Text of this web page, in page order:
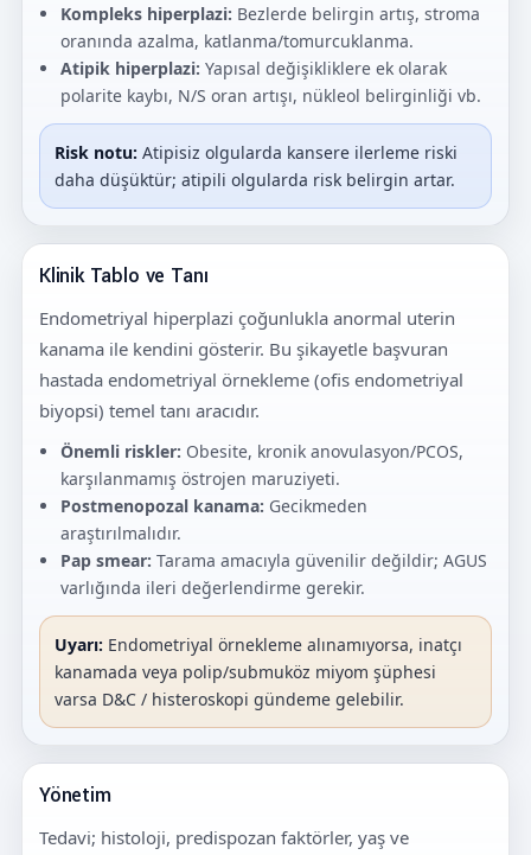
Kompleks hiperplazi: Bezlerde belirgin artış, stroma
oranında azalma, katlanma/tomurcuklanma.
Atipik hiperplazi: Yapısal değişikliklere ek olarak
polarite kaybı, N/S oran artışı, nükleol belirginliği vb.
Risk notu: Atipisiz olgularda kansere ilerleme riski
daha düşüktür; atipili olgularda risk belirgin artar.
Klinik Tablo ve Tanı
Endometriyal hiperplazi çoğunlukla anormal uterin
kanama ile kendini gösterir. Bu şikayetle başvuran
hastada endometriyal örnekleme (ofis endometriyal
biyopsi) temel tanı aracıdır.
Önemli riskler: Obesite, kronik anovulasyon/PCOS,
karşılanmamış östrojen maruziyeti.
Postmenopozal kanama: Gecikmeden
araştırılmalıdır.
Pap smear: Tarama amacıyla güvenilir değildir; AGUS
varlığında ileri değerlendirme gerekir.
Uyarı: Endometriyal örnekleme alınamıyorsa, inatçı
kanamada veya polip/submuköz miyom şüphesi
varsa D&C / histeroskopi gündeme gelebilir.
Yönetim
Tedavi; histoloji, predispozan faktörler, yaş ve